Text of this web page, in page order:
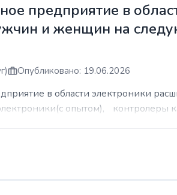
предприятие в
и женщин на
Опубликовано: 19.06.2026
в области электроники
опытом), контролеры